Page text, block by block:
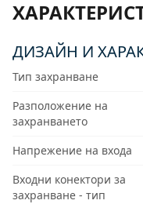
ДИЗАЙН И
Тип захранване
Разположение на
захранването
Напрежение на входа
Входни конектори за
захранване - тип